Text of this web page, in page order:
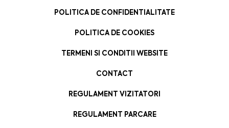
POLITICA DE CONFIDENTIALITATE
POLITICA DE COOKIES
TERMENI SI CONDITII WEBSITE
CONTACT
REGULAMENT VIZITATORI
REGULAMENT PARCARE